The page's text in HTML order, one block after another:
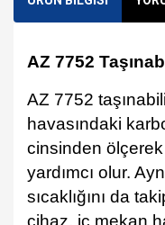
AZ 7752
AZ 7752
havasındaki
cinsinden
yardımcı olur.
sıcaklığını da
cihaz, iç mekan